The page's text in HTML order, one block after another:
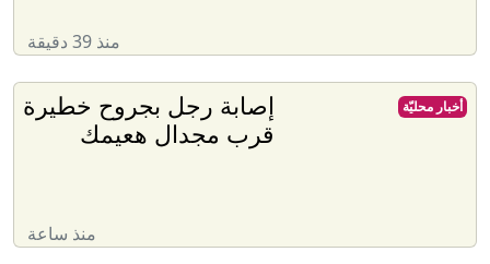
منذ 39 دقيقة
إصابة رجل بجروح خطيرة
قرب مجدال هعيمك
منذ ساعة
أخبار محليّة